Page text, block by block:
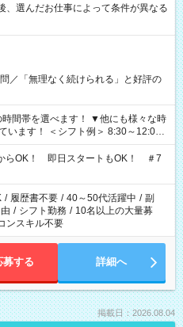
、選んだお仕事によって条件が異なる
／「無理なく続けられる」と好評の
べます！ ▼他にも様々な時
います！ ＜シフト例＞ 8:30～12:00
22:00～翌6:00 など
らOK！ 即日スタートもOK！ ＃7
/ 履歴書不要 / 40～50代活躍中 / 副
/ シフト勤務 / 10名以上の大量募
ンスキル不要
募する 詳細へ
掲載日：2026.08.04